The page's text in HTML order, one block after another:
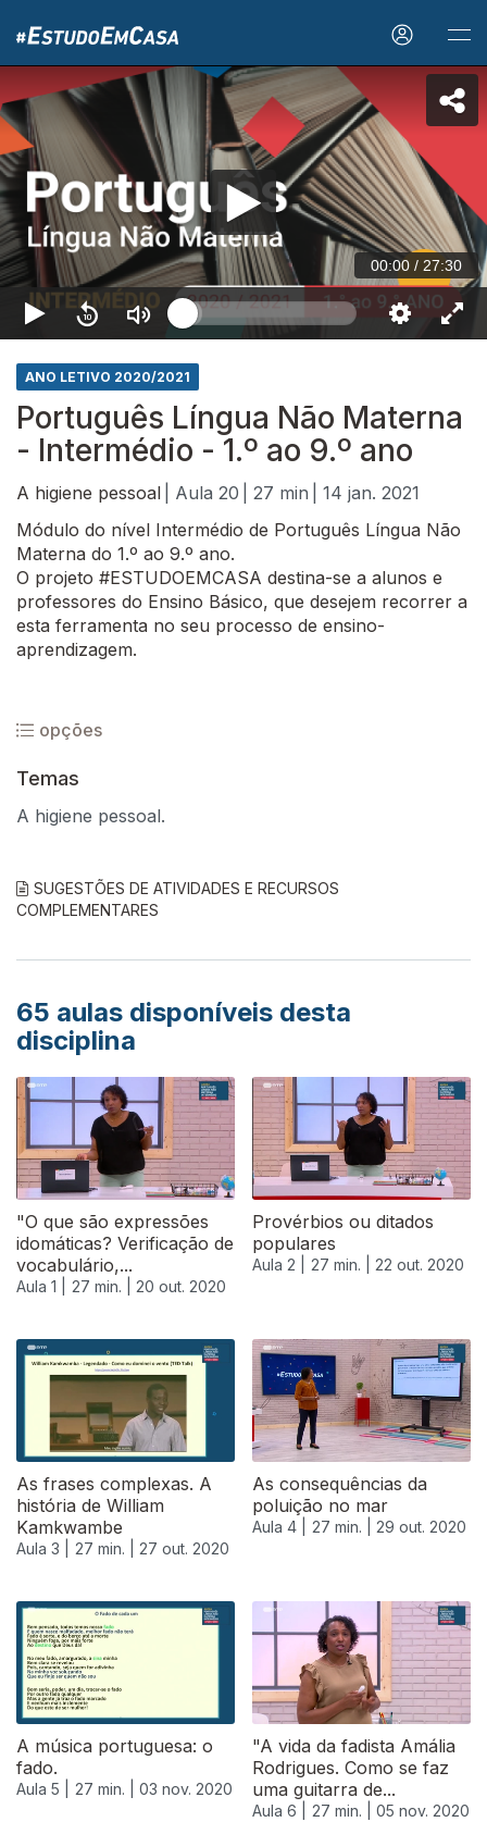
00:00 / 27:30
ANO LETIVO 2020/2021
Português Língua Não Materna
- Intermédio - 1.º ao 9.º ano
A higiene pessoal | Aula 20 | 27 min
| 14 jan. 2021
Módulo do nível Intermédio de Português Língua Não
Materna do 1.º ao 9.º ano.
O projeto #ESTUDOEMCASA destina-se a alunos e
professores do Ensino Básico, que desejem recorrer a
esta ferramenta no seu processo de ensino-
aprendizagem.
opções
Temas
A higiene pessoal.
SUGESTÕES DE ATIVIDADES E RECURSOS
COMPLEMENTARES
65 aulas disponíveis desta
disciplina
"O que são expressões
idomáticas? Verificação de
vocabulário,...
Aula 1 | 27 min. | 20 out. 2020
Provérbios ou ditados
populares
Aula 2 | 27 min. | 22 out. 2020
As frases complexas. A
história de William
Kamkwambe
Aula 3 | 27 min. | 27 out. 2020
As consequências da
poluição no mar
Aula 4 | 27 min. | 29 out. 2020
A música portuguesa: o
fado.
Aula 5 | 27 min. | 03 nov. 2020
"A vida da fadista Amália
Rodrigues. Como se faz
uma guitarra de...
Aula 6 | 27 min. | 05 nov. 2020